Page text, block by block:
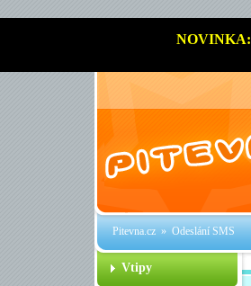
NOVINKA:
Pitevna.cz» Odeslání SMS
Vtipy